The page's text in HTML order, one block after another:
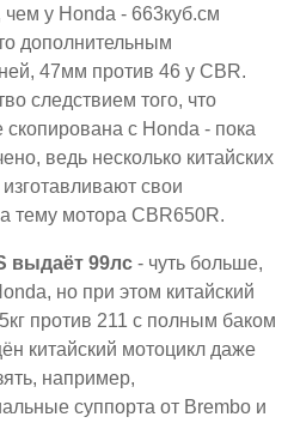
у Honda - 663куб.см
дополнительным
47мм против 46 у CBR.
следствием того, что
скопирована с Honda - пока
ведь несколько китайских
свои
тему мотора CBR650R.
выдаёт 99лс - чуть больше,
но при этом китайский
против 211 с полным баком
китайский мотоцикл даже
например,
суппорта от Brembo и